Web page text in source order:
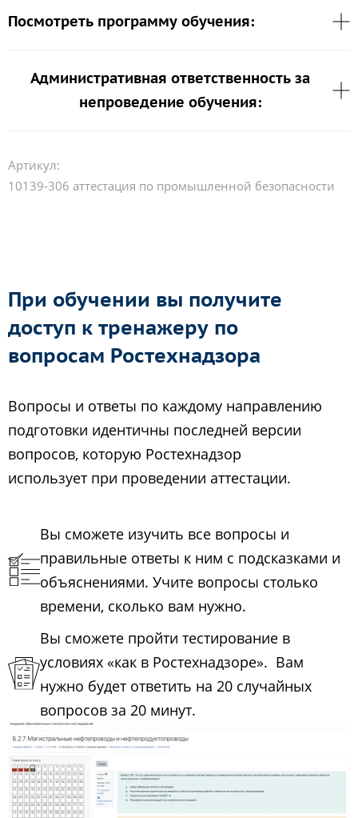
Посмотреть программу обучения:
Административная ответственность за
непроведение обучения:
Артикул:
10139-306 аттестация по промышленной безопасности
При обучении вы получите
доступ к тренажеру по
вопросам Ростехнадзора
Вопросы и ответы по каждому направлению
подготовки идентичны последней версии
вопросов, которую Ростехнадзор
использует при проведении аттестации.
Вы сможете изучить все вопросы и
правильные ответы к ним с подсказками и
объяснениями. Учите вопросы столько
времени, сколько вам нужно.
Вы сможете пройти тестирование в
условиях «как в Ростехнадзоре». Вам
нужно будет ответить на 20 случайных
вопросов за 20 минут.